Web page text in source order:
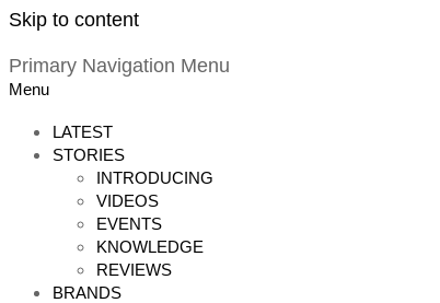
Skip to content
Primary Navigation Menu
Menu
LATEST
STORIES
INTRODUCING
VIDEOS
EVENTS
KNOWLEDGE
REVIEWS
BRANDS